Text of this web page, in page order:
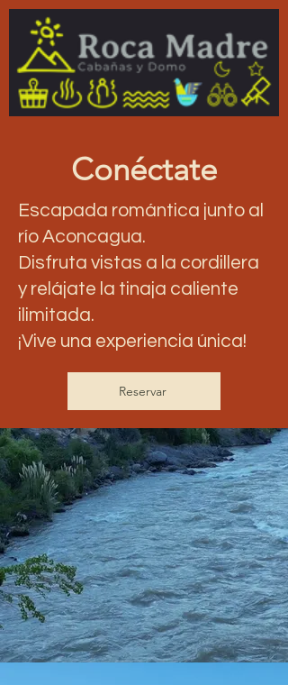
Conéctate
Escapada romántica junto al
río Aconcagua.
Disfruta vistas a la cordillera
y relájate la tinaja caliente
ilimitada.
¡Vive una experiencia única!
Reservar